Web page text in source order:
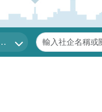
區 關鍵字